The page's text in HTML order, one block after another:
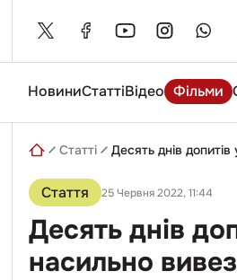
content
НовиниСтаттіВідео Фільми
Введіть
Статті Десять днів
Стаття 25 Червня 2022, 11:44
Десять днів
насильно